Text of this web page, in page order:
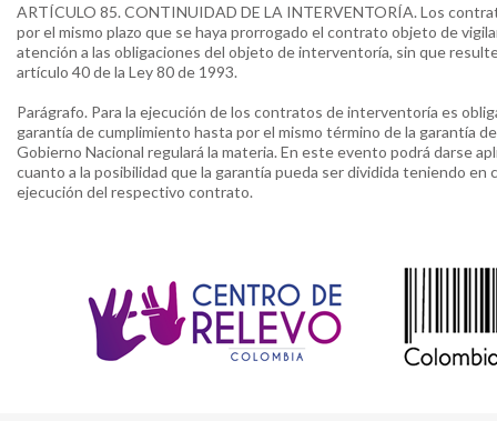
ARTÍCULO 85. CONTINUIDAD DE LA INTERVENTORÍA. Los
por el mismo plazo que se haya prorrogado el contrato objeto de
atención a las obligaciones del objeto de interventoría, sin que
artículo 40 de la Ley 80 de 1993.
Parágrafo. Para la ejecución de los contratos de interventoría es
garantía de cumplimiento hasta por el mismo término de la garantía
Gobierno Nacional regulará la materia. En este evento podrá darse
cuanto a la posibilidad que la garantía pueda ser dividida teniendo en
ejecución del respectivo contrato.